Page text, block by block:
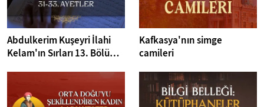
Abdulkerim Kuşeyri İlahi
Kelam'ın Sırları 13. Bölüm I
Ayetler Tefsiri
Kafkasya'nın simge
camileri